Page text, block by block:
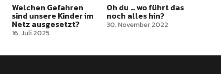
Welchen Gefahren
sind unsere Kinder im
Netz ausgesetzt?
16. Juli 2025
Oh du … wo führt das
noch alles hin?
30. November 2022